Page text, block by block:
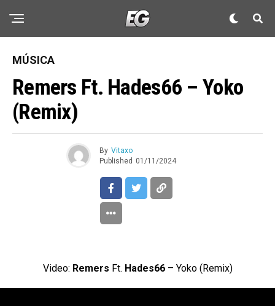
MÚSICA
Remers Ft. Hades66 – Yoko
(Remix)
By Vitaxo
Published 01/11/2024
Video: Remers Ft. Hades66 – Yoko (Remix)